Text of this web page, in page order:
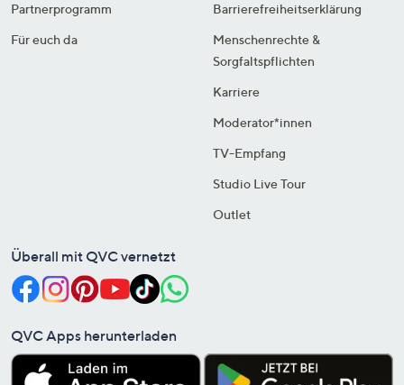
Partnerprogramm
Für euch da
Barrierefreiheitserklärung
Menschenrechte &
Sorgfaltspflichten
Karriere
Moderator*innen
TV-Empfang
Studio Live Tour
Outlet
Überall mit QVC vernetzt
QVC Apps herunterladen